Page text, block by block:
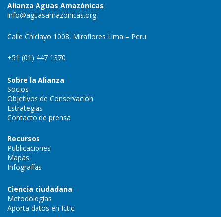
Alianza Aguas Amazónicas
info@aguasamazonicas.org
Calle Chiclayo 1008, Miraflores Lima – Peru
+51 (01) 447 1370
Sobre la Alianza
Socios
Objetivos de Conservación
Estrategias
Contacto de prensa
Recursos
Publicaciones
Mapas
Infografías
Ciencia ciudadana
Metodologías
Aporta datos en Ictio